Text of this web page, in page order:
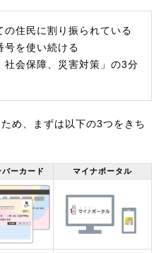
の住民に割り振られている
号を使い続ける
社会保障、災害対策」の3分
め、まずは以下の3つをきち
ーカード マイナポータル